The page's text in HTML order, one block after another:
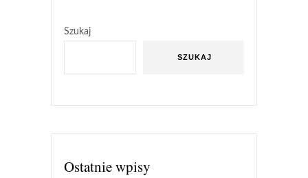
Szukaj
SZUKAJ
Ostatnie wpisy